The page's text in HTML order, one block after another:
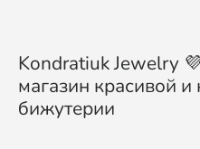
Kondratiuk Jewelry
магазин красивой и
бижутерии